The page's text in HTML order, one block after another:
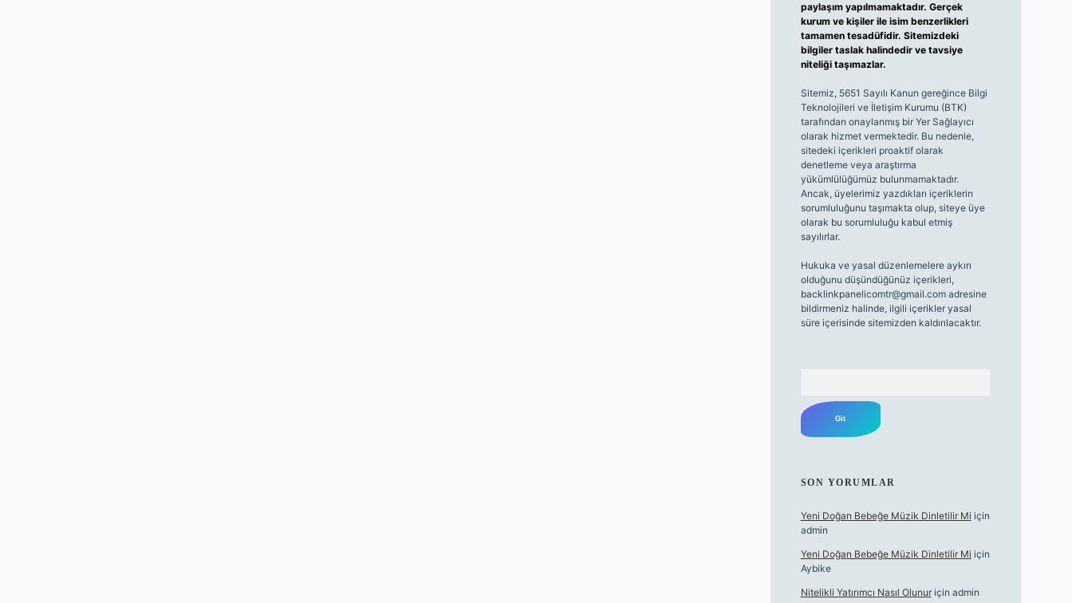
paylaşım yapılmamaktadır. Gerçek
kurum ve kişiler ile isim benzerlikleri
tamamen tesadüfidir. Sitemizdeki
bilgiler taslak halindedir ve tavsiye
niteliği taşımazlar.
Sitemiz, 5651 Sayılı Kanun gereğince Bilgi
Teknolojileri ve İletişim Kurumu (BTK)
tarafından onaylanmış bir Yer Sağlayıcı
olarak hizmet vermektedir. Bu nedenle,
sitedeki içerikleri proaktif olarak
denetleme veya araştırma
yükümlülüğümüz bulunmamaktadır.
Ancak, üyelerimiz yazdıkları içeriklerin
sorumluluğunu taşımakta olup, siteye üye
olarak bu sorumluluğu kabul etmiş
sayılırlar.
Hukuka ve yasal düzenlemelere aykırı
olduğunu düşündüğünüz içerikleri,
backlinkpanelicomtr@gmail.comadresine
bildirmeniz halinde, ilgili içerikler yasal
süre içerisinde sitemizden kaldırılacaktır.
SON YORUMLAR
Yeni Doğan Bebeğe Müzik Dinletilir Mi için
admin
Yeni Doğan Bebeğe Müzik Dinletilir Mi için
Aybike
Nitelikli Yatırımcı Nasıl Olunuriçin admin